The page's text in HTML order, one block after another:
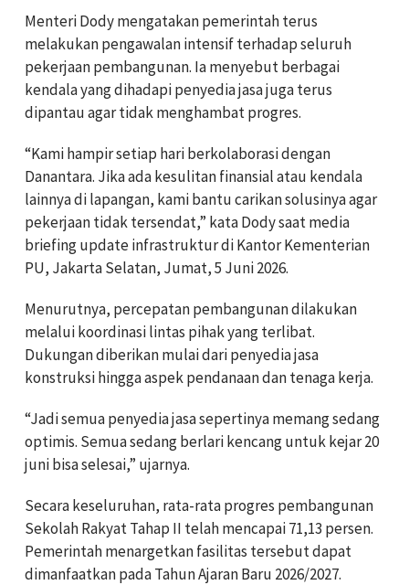
Menteri Dody mengatakan pemerintah terus
melakukan pengawalan intensif terhadap seluruh
pekerjaan pembangunan. Ia menyebut berbagai
kendala yang dihadapi penyedia jasa juga terus
dipantau agar tidak menghambat progres.
“Kami hampir setiap hari berkolaborasi dengan
Danantara. Jika ada kesulitan finansial atau kendala
lainnya di lapangan, kami bantu carikan solusinya agar
pekerjaan tidak tersendat,” kata Dody saat media
briefing update infrastruktur di Kantor Kementerian
PU, Jakarta Selatan, Jumat, 5 Juni 2026.
Menurutnya, percepatan pembangunan dilakukan
melalui koordinasi lintas pihak yang terlibat.
Dukungan diberikan mulai dari penyedia jasa
konstruksi hingga aspek pendanaan dan tenaga kerja.
“Jadi semua penyedia jasa sepertinya memang sedang
optimis. Semua sedang berlari kencang untuk kejar 20
juni bisa selesai,” ujarnya.
Secara keseluruhan, rata-rata progres pembangunan
Sekolah Rakyat Tahap II telah mencapai 71,13 persen.
Pemerintah menargetkan fasilitas tersebut dapat
dimanfaatkan pada Tahun Ajaran Baru 2026/2027.